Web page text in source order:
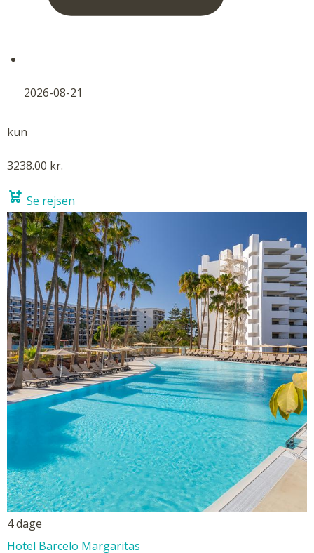
2026-08-21
kun
3238.00 kr.
Se rejsen
4 dage
Hotel Barcelo Margaritas